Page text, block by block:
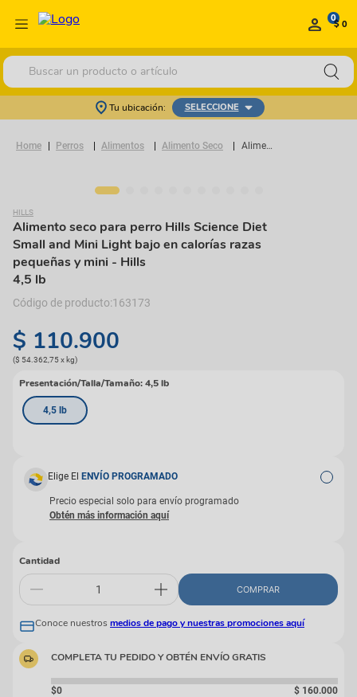
0$ 0
Buscar un producto o artículo
Tu ubicación: SELECCIONE
Perros Alimentos Alimento Seco Alimento seco para perro Hills Science Diet Small and Mini Light bajo en calorías razas pequeñas y mini
HILLS
Alimento seco para perro Hills Science Diet
Small and Mini Light bajo en calorías razas
pequeñas y mini - Hills
4,5 lb
163173
$ 110.900
($ 54.362,75x kg)
Presentación/Talla/Tamaño:4,5 lb
4,5 lb
Elige El ENVÍO PROGRAMADO
Precio especial solo para envío programado
Cantidad
COMPRAR
Conoce nuestros medios de pago y nuestras promociones aquí
COMPLETA TU PEDIDO Y OBTÉN ENVÍO GRATIS
$0 $ 160.000